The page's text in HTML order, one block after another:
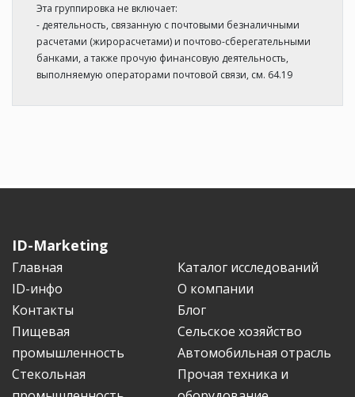
Эта группировка не включает:
- деятельность, связанную с почтовыми безналичными
расчетами (жирорасчетами) и почтово-сберегательными
банками, а также прочую финансовую деятельность,
выполняемую операторами почтовой связи, см. 64.19
ID-Marketing
Главная
Каталог исследований
ID-инфо
О компании
Контакты
Блог
Пищевая
промышленность
Сельское хозяйство
Автомобильная отрасль
Стекольная
Прочая техника и